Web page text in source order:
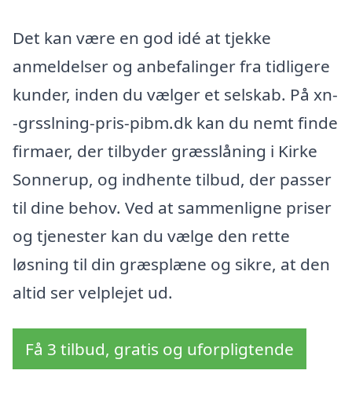
Det kan være en god idé at tjekke
anmeldelser og anbefalinger fra tidligere
kunder, inden du vælger et selskab. På xn-
-grsslning-pris-pibm.dk kan du nemt finde
firmaer, der tilbyder græsslåning i Kirke
Sonnerup, og indhente tilbud, der passer
til dine behov. Ved at sammenligne priser
og tjenester kan du vælge den rette
løsning til din græsplæne og sikre, at den
altid ser velplejet ud.
Få 3 tilbud, gratis og uforpligtende